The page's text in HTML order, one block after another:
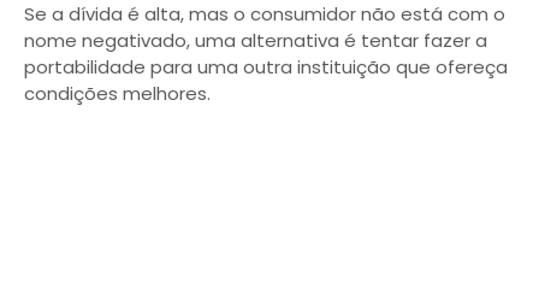
Se a dívida é alta, mas o consumidor não está com o
nome negativado, uma alternativa é tentar fazer a
portabilidade para uma outra instituição que ofereça
condições melhores.